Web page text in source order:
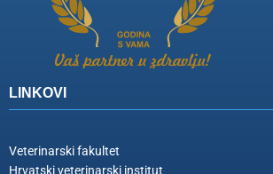
LINKOVI
Veterinarski fakultet
Hrvatski veterinarski institut